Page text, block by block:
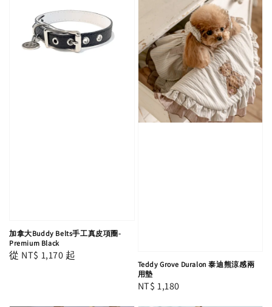
加拿大Buddy Belts手工真皮項圈-
Premium Black
Regular
從 NT$ 1,170 起
Teddy Grove Duralon 泰迪熊涼感兩
用墊
Regular
NT$ 1,180